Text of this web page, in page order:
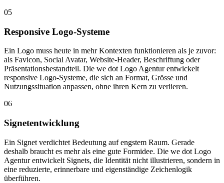
05
Responsive Logo-Systeme
Ein Logo muss heute in mehr Kontexten funktionieren als je zuvor:
als Favicon, Social Avatar, Website-Header, Beschriftung oder
Präsentationsbestandteil. Die we dot Logo Agentur entwickelt
responsive Logo-Systeme, die sich an Format, Grösse und
Nutzungssituation anpassen, ohne ihren Kern zu verlieren.
06
Signetentwicklung
Ein Signet verdichtet Bedeutung auf engstem Raum. Gerade
deshalb braucht es mehr als eine gute Formidee. Die we dot Logo
Agentur entwickelt Signets, die Identität nicht illustrieren, sondern in
eine reduzierte, erinnerbare und eigenständige Zeichenlogik
überführen.